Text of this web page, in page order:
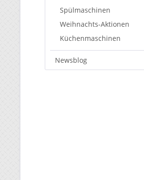
Spülmaschinen
Weihnachts-Aktionen
Küchenmaschinen
Newsblog